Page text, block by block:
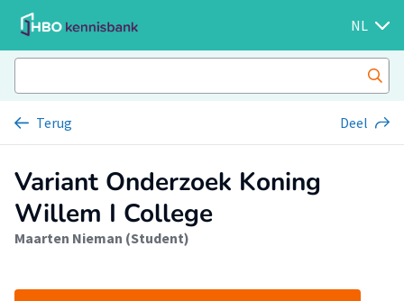
NL
Terug Deel
Variant Onderzoek Koning
Willem I College
Maarten Nieman (Student)